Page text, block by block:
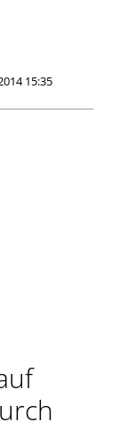
15:35